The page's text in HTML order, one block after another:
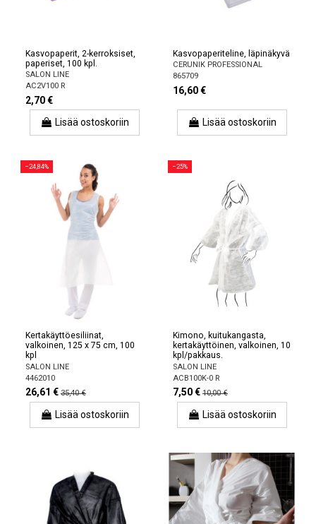
Kasvopaperit, 2-kerroksiset,
paperiset, 100 kpl.
SALON LINE
AC2V100 R
2,70 €
Lisää ostoskoriin
Kasvopaperiteline, läpinäkyvä
CERUNIK PROFESSIONAL
865709
16,60 €
Lisää ostoskoriin
−24,84%
Kertakäyttöesiliinat,
valkoinen, 125 x 75 cm, 100
kpl
SALON LINE
4462010
26,61 € 35,40 €
Lisää ostoskoriin
−25%
Kimono, kuitukangasta,
kertakäyttöinen, valkoinen, 10
kpl/pakkaus.
SALON LINE
ACB100K-0 R
7,50 € 10,00 €
Lisää ostoskoriin